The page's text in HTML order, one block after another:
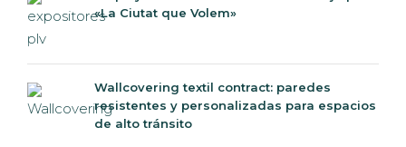
«La Ciutat que Volem»
Wallcovering textil contract: paredes
resistentes y personalizadas para espacios
de alto tránsito